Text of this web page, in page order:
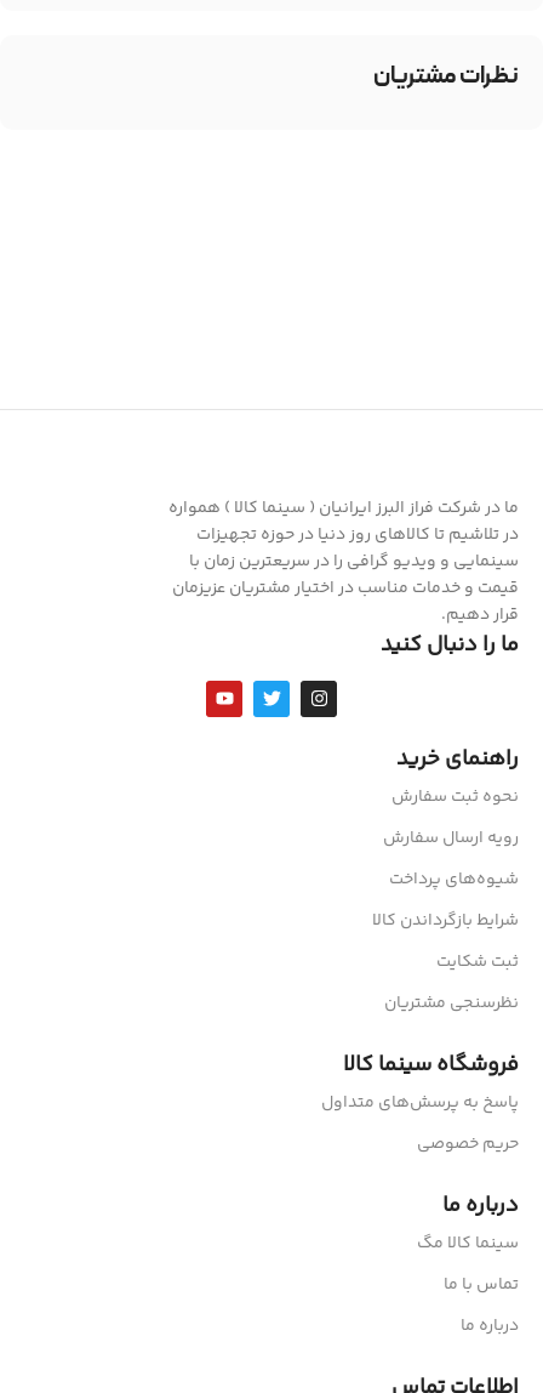
نظرات مشتریان
ما در شرکت فراز البرز ایرانیان ( سینما کالا ) همواره
در تلاشیم تا کالاهای روز دنیا در حوزه تجهیزات
سینمایی و ویدیو گرافی را در سریعترین زمان با
قیمت و خدمات مناسب در اختیار مشتریان عزیزمان
قرار دهیم.
ما را دنبال کنید
راهنمای خرید
نحوه ثبت سفارش
رویه ارسال سفارش
شیوه‌های پرداخت
شرایط بازگرداندن کالا
ثبت شکایت
نظرسنجی مشتریان
فروشگاه سینما کالا
پاسخ به پرسش‌های متداول
حریم خصوصی
درباره ما
سینما کالا مگ
تماس با ما
درباره ما